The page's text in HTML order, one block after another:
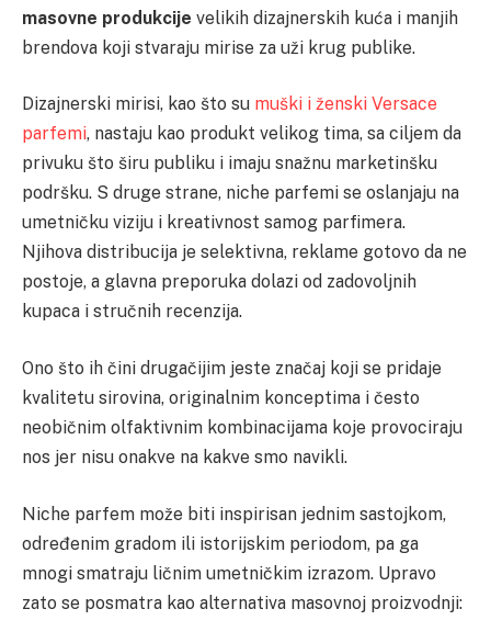
masovne produkcije velikih dizajnerskih kuća i manjih
brendova koji stvaraju mirise za uži krug publike.
Dizajnerski mirisi, kao što su muški i ženski Versace
parfemi, nastaju kao produkt velikog tima, sa ciljem da
privuku što širu publiku i imaju snažnu marketinšku
podršku. S druge strane, niche parfemi se oslanjaju na
umetničku viziju i kreativnost samog parfimera.
Njihova distribucija je selektivna, reklame gotovo da ne
postoje, a glavna preporuka dolazi od zadovoljnih
kupaca i stručnih recenzija.
Ono što ih čini drugačijim jeste značaj koji se pridaje
kvalitetu sirovina, originalnim konceptima i često
neobičnim olfaktivnim kombinacijama koje provociraju
nos jer nisu onakve na kakve smo navikli.
Niche parfem može biti inspirisan jednim sastojkom,
određenim gradom ili istorijskim periodom, pa ga
mnogi smatraju ličnim umetničkim izrazom. Upravo
zato se posmatra kao alternativa masovnoj proizvodnji: